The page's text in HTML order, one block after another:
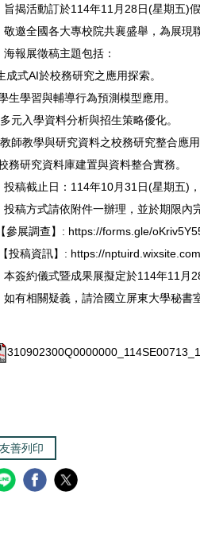
旨揭活動訂於114年11月28日(星期五)
敬邀全國各大專校院共襄盛舉，為展現
海報展徵稿主題包括：
成式AI於校務研究之應用探索。
生學習與輔導行為預測模型應用。
元入學資料分析與招生策略優化。
師教學與研究資料之校務研究整合應用
務研究資料庫建置與資料整合實務。
投稿截止日：114年10月31日(星期五)
投稿方式請依附件一辦理，並於期限內
參展調查】: https://forms.gle/
投稿資訊】: https://
本簽約儀式暨成果展擬定於114年11月
如有相關疑義，請洽國立屏東大學秘書
友善列印